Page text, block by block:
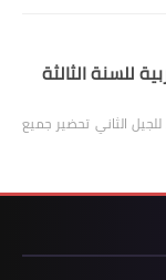
للسنة الثالثة
الثاني تحضير جميع